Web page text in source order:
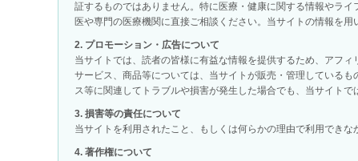
証するものではありません。特に医療・健康に関する情報やラ
医や専門の医療機関に直接ご相談ください。当サイトの情報を
2. プロモーション・広告について
当サイトでは、読者の皆様に有益な情報を提供するため、アフ
サービス、商品等については、当サイトが販売・管理している
ス等に関連してトラブルや損害が発生した場合でも、当サイトで
3. 損害等の責任について
当サイトを利用されたこと、もしくは何らかの理由で利用でき
4. 著作権について